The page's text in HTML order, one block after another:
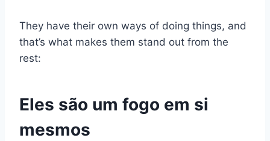
They have their own ways of doing things, and
that’s what makes them stand out from the
rest:
Eles são um fogo em si
mesmos